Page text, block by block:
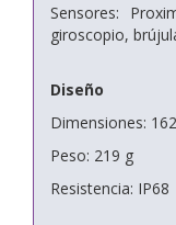
Sensores:
giroscopio,
Diseño
Dimensiones:
Peso: 219 g
Resistencia: IP68